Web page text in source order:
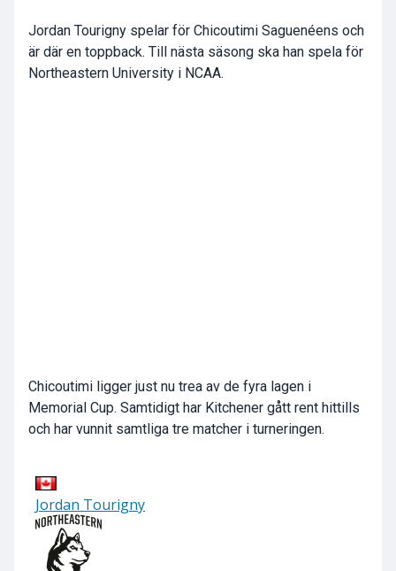
Jordan Tourigny spelar för Chicoutimi Saguenéens och
är där en toppback. Till nästa säsong ska han spela för
Northeastern University i NCAA.
Chicoutimi ligger just nu trea av de fyra lagen i
Memorial Cup. Samtidigt har Kitchener gått rent hittills
och har vunnit samtliga tre matcher i turneringen.